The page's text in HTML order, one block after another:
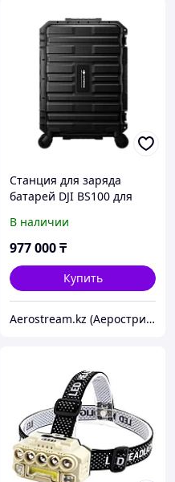
Станция для заряда
батарей DJI BS100 для
400
В наличии
977 000₸
Купить
Aerostream.kz (Аерострим)